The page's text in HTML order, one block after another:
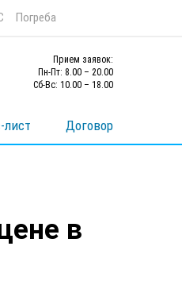
Погреба
Прием заявок:
Пн-Пт: 8.00 – 20.00
Сб-Вс: 10.00 – 18.00
лист Договор
в